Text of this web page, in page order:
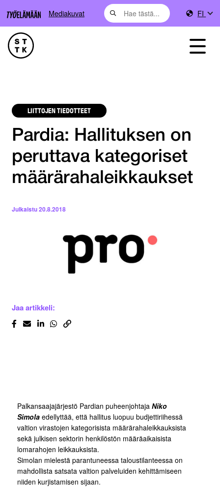
Mediakuvat FI
LIITTOJEN TIEDOTTEET
Pardia: Hallituksen on
peruttava kategoriset
määrärahaleikkaukset
Julkaistu20.8.2018
Jaa artikkeli:
Palkansaajajärjestö Pardian puheenjohtaja Niko
Simola edellyttää, että hallitus luopuu budjettiriihessä
valtion virastojen kategorisista määrärahaleikkauksista
sekä julkisen sektorin henkilöstön määräaikaisista
lomarahojen leikkauksista.
Simolan mielestä parantuneessa taloustilanteessa on
mahdollista satsata valtion palveluiden kehittämiseen
niiden kurjistamisen sijaan.